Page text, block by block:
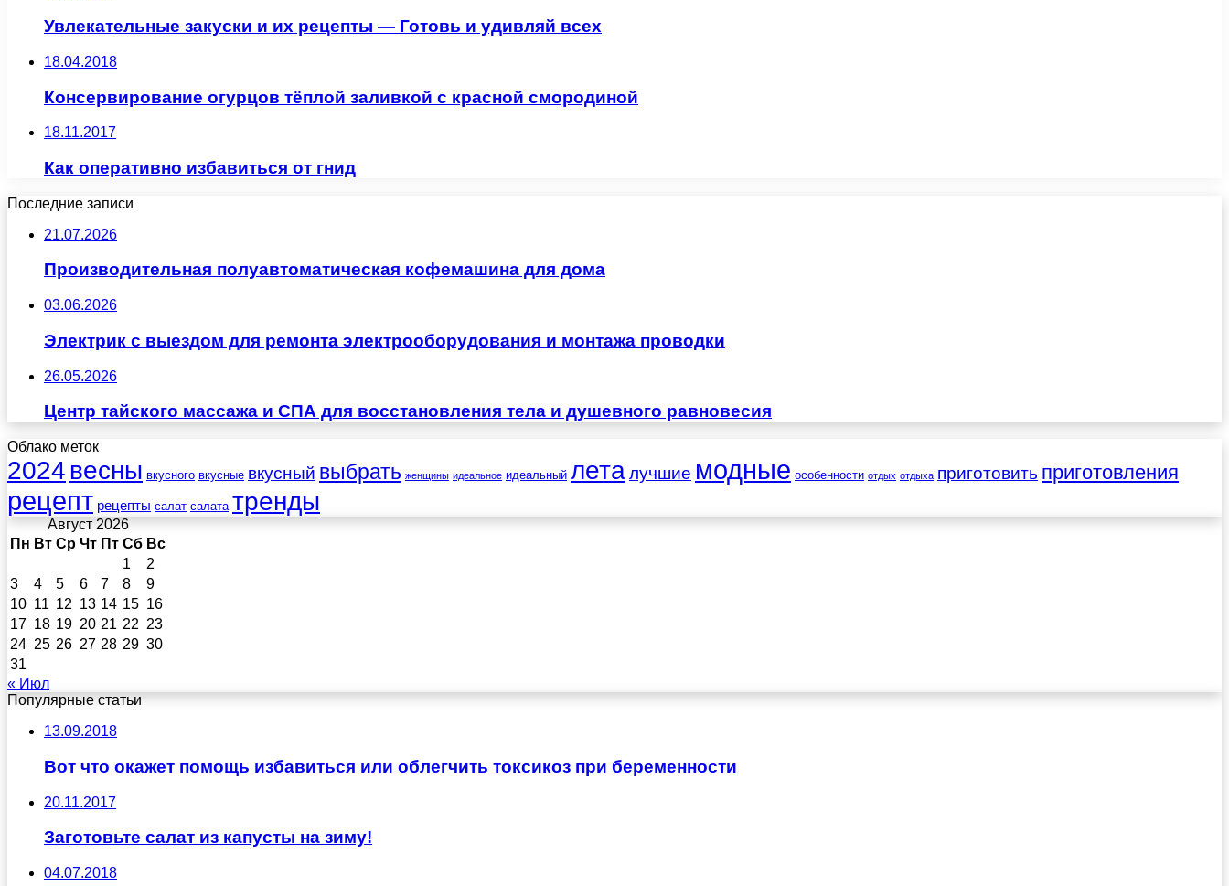
Увлекательные закуски и их рецепты — Готовь и удивляй всех
18.04.2018
Консервирование огурцов тёплой заливкой с красной смородиной
18.11.2017
Как оперативно избавиться от гнид
Последние записи
21.07.2026
Производительная полуавтоматическая кофемашина для дома
03.06.2026
Электрик с выездом для ремонта электрооборудования и монтажа проводки
26.05.2026
Центр тайского массажа и СПА для восстановления тела и душевного равновесия
Облако меток
2024 весны вкусного вкусные вкусный выбрать женщины идеальное идеальный леталучшие модные особенности отдых отдыха приготовить приготовления
рецепт рецепты салат салата тренды
Август 2026
Пн Вт Ср Чт Пт Сб Вс
1
2
3
4 5 6 7 8
9
10 11 12 13 14 15 16
17 18 19 20 21 22 23
24 25 26 27 28 29 30
31
« Июл
Популярные статьи
13.09.2018
Вот что окажет помощь избавиться или облегчить токсикоз при беременности
20.11.2017
Заготовьте салат из капусты на зиму!
04.07.2018